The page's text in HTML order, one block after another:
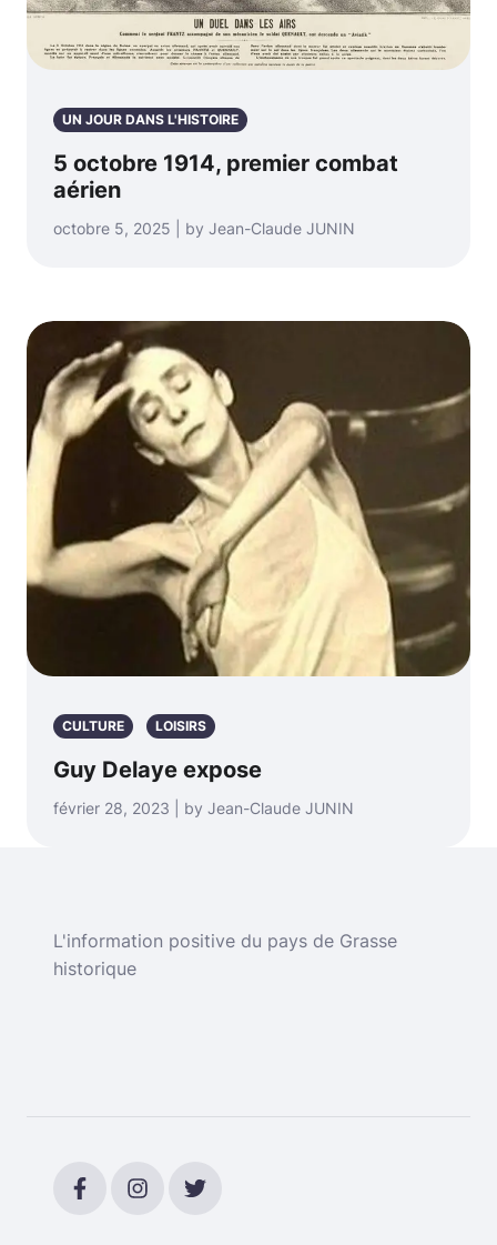
UN JOUR DANS L'HISTOIRE
5 octobre 1914, premier combat
aérien
octobre 5, 2025 | by Jean-Claude JUNIN
CULTURE LOISIRS
Guy Delaye expose
février 28, 2023 | by Jean-Claude JUNIN
L'information positive du pays de Grasse
historique